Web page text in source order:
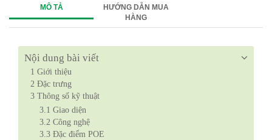
MÔ TẢ
HƯỚNG DẪN MUA
HÀNG
Nội dung bài viết
1 Giới thiệu
2 Đặc trưng
3 Thông số kỹ thuật
3.1 Giao diện
3.2 Công nghệ
3.3 Đặc điểm POE